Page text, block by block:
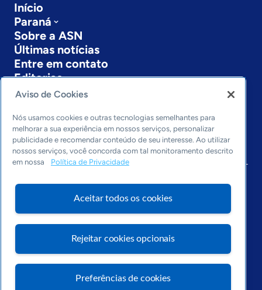
Início
Paraná
Sobre a ASN
Últimas notícias
Entre em contato
Editorias
Economia & Política
Inovação & Tecnologia
Cultura empreendedora
Dados
Arquivo
Aviso de Cookies
Nós usamos cookies e outras tecnologias semelhantes para
melhorar a sua experiência em nossos serviços, personalizar
publicidade e recomendar conteúdo de seu interesse. Ao utilizar
nossos serviços, você concorda com tal monitoramento descrito
em nossa
Política de Privacidade
Aceitar todos os cookies
Rejeitar cookies opcionais
Preferências de cookies